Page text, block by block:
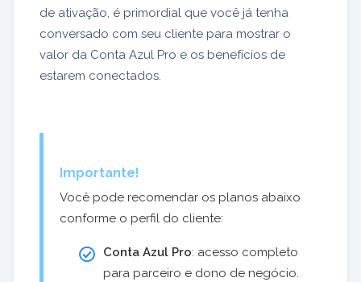
de ativação, é primordial que você já tenha
conversado com seu cliente para mostrar o
valor da Conta Azul Pro e os benefícios de
estarem conectados.
Importante!
Você pode recomendar os planos abaixo
conforme o perfil do cliente:
Conta Azul Pro: acesso completo
para parceiro e dono de negócio.